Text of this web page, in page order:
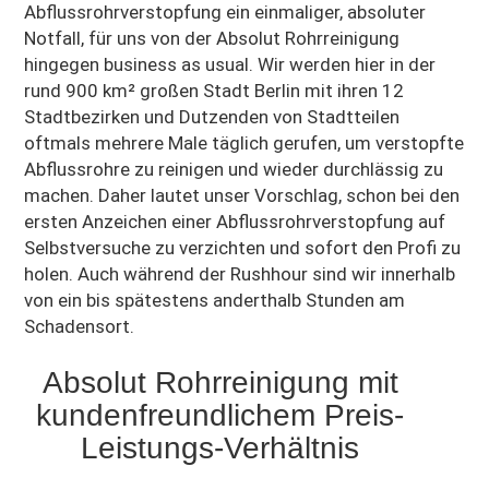
Abflussrohrverstopfung ein einmaliger, absoluter
Notfall, für uns von der Absolut Rohrreinigung
hingegen business as usual. Wir werden hier in der
rund 900 km² großen Stadt Berlin mit ihren 12
Stadtbezirken und Dutzenden von Stadtteilen
oftmals mehrere Male täglich gerufen, um verstopfte
Abflussrohre zu reinigen und wieder durchlässig zu
machen. Daher lautet unser Vorschlag, schon bei den
ersten Anzeichen einer Abflussrohrverstopfung auf
Selbstversuche zu verzichten und sofort den Profi zu
holen. Auch während der Rushhour sind wir innerhalb
von ein bis spätestens anderthalb Stunden am
Schadensort.
Absolut Rohrreinigung mit
kundenfreundlichem Preis-
Leistungs-Verhältnis